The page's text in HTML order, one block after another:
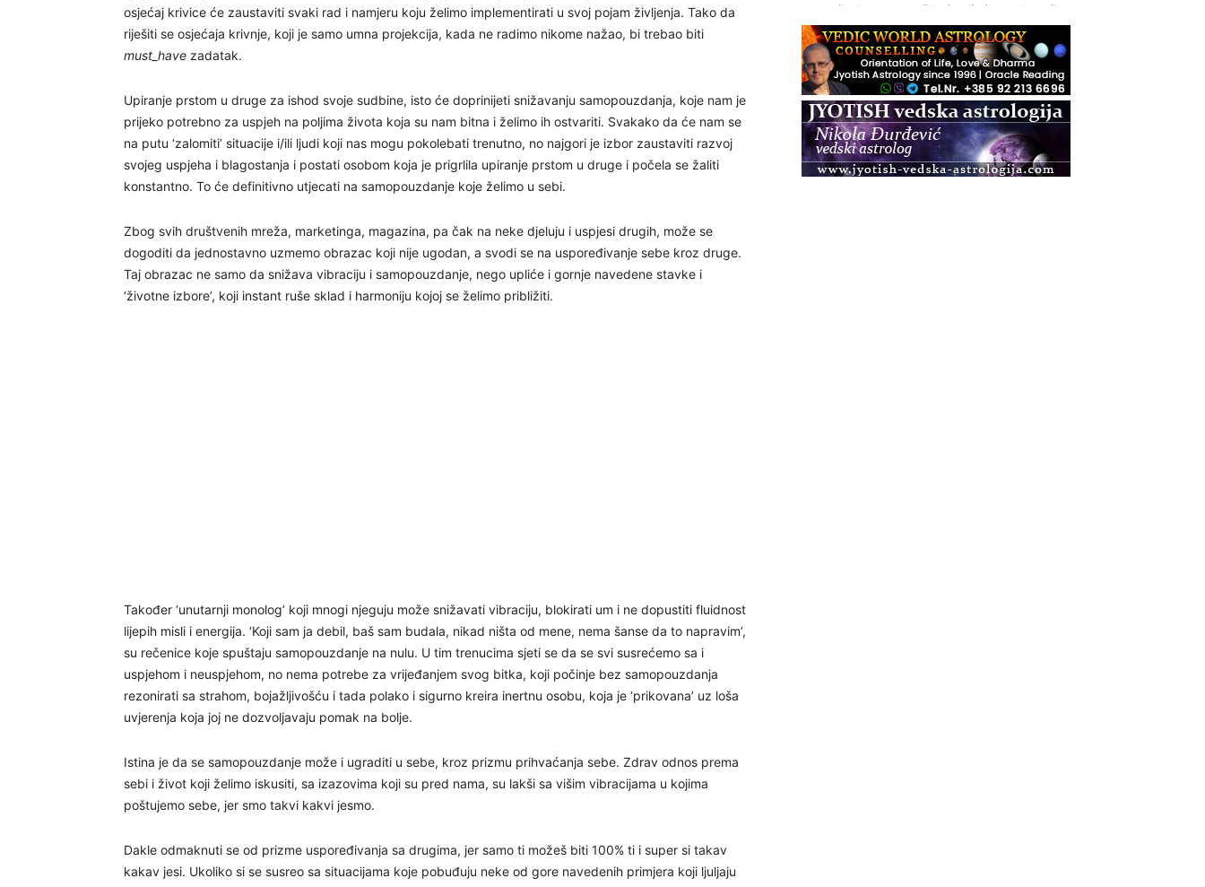
osjećaj krivice će zaustaviti svaki rad i namjeru koju želimo implementirati u svoj pojam življenja. Tako da
riješiti se osjećaja krivnje, koji je samo umna projekcija, kada ne radimo nikome nažao, bi trebao biti
must_have zadatak.
Upiranje prstom u druge za ishod svoje sudbine, isto će doprinijeti snižavanju samopouzdanja, koje nam je
prijeko potrebno za uspjeh na poljima života koja su nam bitna i želimo ih ostvariti. Svakako da će nam se
na putu ‘zalomiti’ situacije i/ili ljudi koji nas mogu pokolebati trenutno, no najgori je izbor zaustaviti razvoj
svojeg uspjeha i blagostanja i postati osobom koja je prigrlila upiranje prstom u druge i počela se žaliti
konstantno. To će definitivno utjecati na samopouzdanje koje želimo u sebi.
Zbog svih društvenih mreža, marketinga, magazina, pa čak na neke djeluju i uspjesi drugih, može se
dogoditi da jednostavno uzmemo obrazac koji nije ugodan, a svodi se na uspoređivanje sebe kroz druge.
Taj obrazac ne samo da snižava vibraciju i samopouzdanje, nego upliće i gornje navedene stavke i
‘životne izbore’, koji instant ruše sklad i harmoniju kojoj se želimo približiti.
Također ‘unutarnji monolog’ koji mnogi njeguju može snižavati vibraciju, blokirati um i ne dopustiti fluidnost
lijepih misli i energija. ‘Koji sam ja debil, baš sam budala, nikad ništa od mene, nema šanse da to napravim’,
su rečenice koje spuštaju samopouzdanje na nulu. U tim trenucima sjeti se da se svi susrećemo sa i
uspjehom i neuspjehom, no nema potrebe za vrijeđanjem svog bitka, koji počinje bez samopouzdanja
rezonirati sa strahom, bojažljivošću i tada polako i sigurno kreira inertnu osobu, koja je ‘prikovana’ uz loša
uvjerenja koja joj ne dozvoljavaju pomak na bolje.
Istina je da se samopouzdanje može i ugraditi u sebe, kroz prizmu prihvaćanja sebe. Zdrav odnos prema
sebi i život koji želimo iskusiti, sa izazovima koji su pred nama, su lakši sa višim vibracijama u kojima
poštujemo sebe, jer smo takvi kakvi jesmo.
Dakle odmaknuti se od prizme uspoređivanja sa drugima, jer samo ti možeš biti 100% ti i super si takav
kakav jesi. Ukoliko si se susreo sa situacijama koje pobuđuju neke od gore navedenih primjera koji ljuljaju
Radionica: Pomagači iz drugih dimenzija Online –
otvoreno za sve
21.08.
Zagreb+Online
Osnovni ThetaHealing® tečaj, Zagreb i Online
22.08.
Zagreb
Osnovna radionica za izscjeljivanje pranom (Basic
Pranic Healing course)
Pula